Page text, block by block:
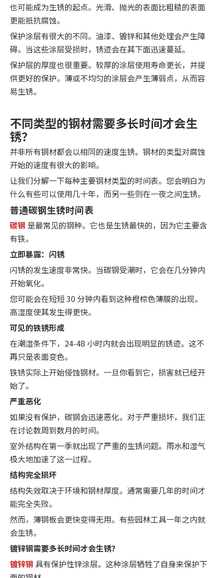
也可能成为生锈的起点。光滑、抛光的表面比粗糙的表面
更能抵抗腐蚀。
保护涂层有很大的不同。油漆、镀锌和其他处理会产生障
碍。当这些涂层受损时，锈迹会在其下面迅速蔓延。
保护层的厚度也很重要。较厚的涂层使用寿命更长，并提
供更好的保护。薄或不均匀的涂层会产生薄弱点，从而容
易生锈。
不同类型的钢材需要多长时间才会生
锈？
并非所有钢材都会以相同的速度生锈。钢材的类型对腐蚀
开始的速度有很大的影响。
让我们分解一下每种主要钢材类型的时间表。您会明白为
什么有些可以使用几十年，而另一些则在一夜之间生锈。
普通碳钢生锈时间表
碳钢 是最常见的钢种。它也是生锈最快的，因为它主要含
有铁。
立即暴露：闪锈
闪锈的发生速度非常快。当碳钢受潮时，它会在几分钟内
开始氧化。
您可能会在短短 30 分钟内看到这种橙棕色薄膜的出现。
高湿度使其发生得更快。
可见的铁锈形成
在潮湿条件下，24-48 小时内就会出现明显的锈迹。这不
再只是表面变色。
铁锈实际上开始侵蚀钢材。一旦你看到它，损害就已经开
始了。
严重恶化
如果没有保护，碳钢会迅速恶化。对于严重损坏，我们正
在讨论数周到数月的时间。
室外结构在第一季就出现了严重的生锈问题。雨水和湿气
极大地加速了这一过程。
结构完全损坏
结构失效取决于环境和钢材厚度。通常需要几年的时间才
能完全失败。
然而，薄钢板会更快变得无用。有些园林工具一年之内就
会生锈。
镀锌钢需要多长时间才会生锈？
镀锌钢 具有保护性锌涂层。这种涂层牺牲了自身来保护下